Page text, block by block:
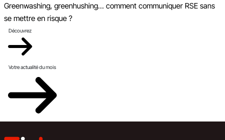
Greenwashing, greenhushing… comment communiquer RSE sans
se mettre en risque ?
Découvrez
Votre actualité du mois